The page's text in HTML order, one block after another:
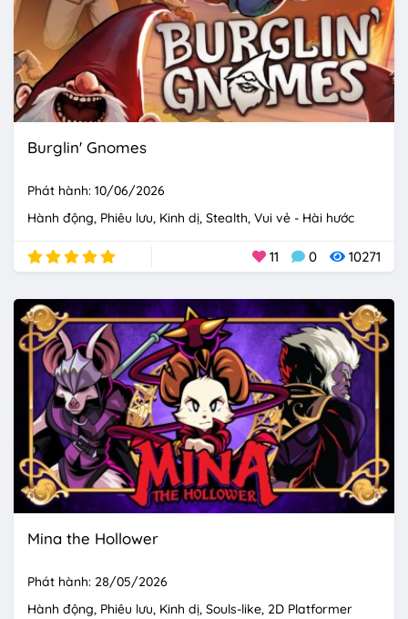
Burglin' Gnomes
Phát hành: 10/06/2026
Hành động Phiêu lưu Kinh dị Stealth Vui vẻ - Hài hước
11 0 10271
Mina the Hollower
Phát hành: 28/05/2026
Hành động Phiêu lưu Kinh dị Souls-like 2D Platformer